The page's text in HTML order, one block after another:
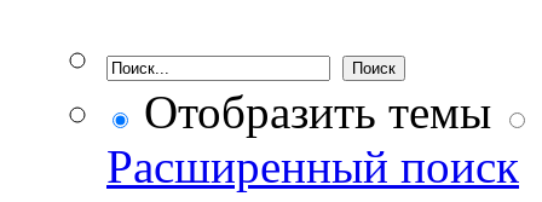
Отобразить темы
Расширенный поиск